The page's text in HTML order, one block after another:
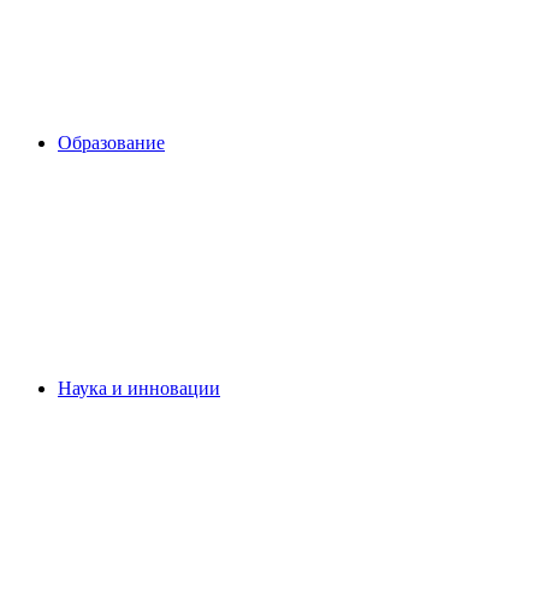
Образование
Наука и инновации